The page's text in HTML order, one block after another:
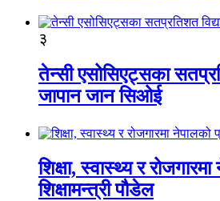
३
तेन्सी एसोसिएट्सका
जापान जान सिओई
शिक्षा, स्वास्थ्य र
शिक्षामन्त्री पौडेल